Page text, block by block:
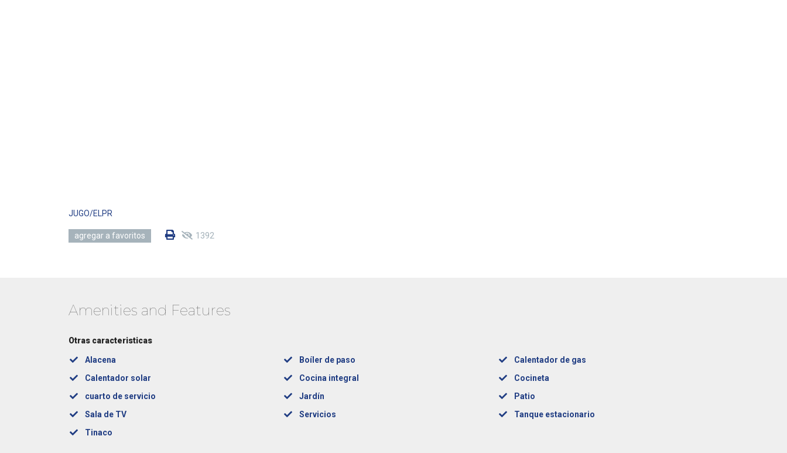
JUGO/ELPR
agregar a favoritos 1392
Amenities and Features
Otras caracteristicas
Alacena Boíler de paso
Calentador de gas
Calentador solar
Cocina integral
Cocineta
cuarto de servicio
Jardín
Patio
Sala de TV
Servicios
Tanque estacionario
Tinaco